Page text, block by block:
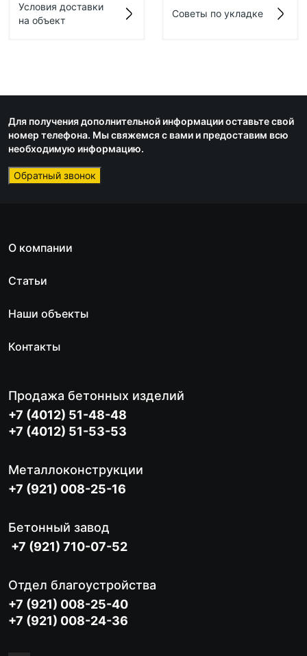
Условия доставки
на объект
Советы по укладке
Для получения дополнительной информации оставьте свой
номер телефона. Мы свяжемся с вами и предоставим всю
необходимую информацию.
Обратный звонок
О компании
Статьи
Наши объекты
Контакты
Продажа бетонных изделий
+7 (4012) 51-48-48
+7 (4012) 51-53-53
Металлоконструкции
+7 (921) 008-25-16
Бетонный завод
+7 (921) 710-07-52
Отдел благоустройства
+7 (921) 008-25-40
+7 (921) 008-24-36